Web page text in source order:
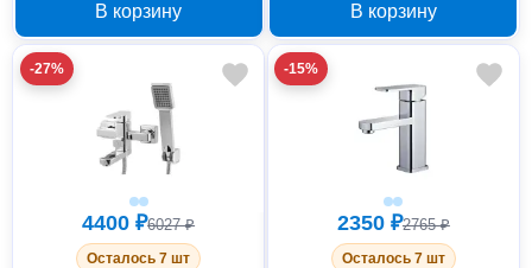
В корзину В корзину
-27%
4400 ₽6027 ₽
Осталось 7 шт
-15%
2350 ₽2765 ₽
Осталось 7 шт